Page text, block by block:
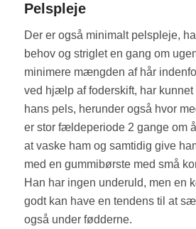
Pelspleje
Der er også minimalt pelspleje,
behov og striglet en gang om
minimere mængden af hår
ved hjælp af foderskift, har kunnet
hans pels, herunder også hvor
er stor fældeperiode 2 gange om
at vaske ham og samtidig give
med en gummibørste med små
Han har ingen underuld, men en
godt kan have en tendens til at
også under fødderne.